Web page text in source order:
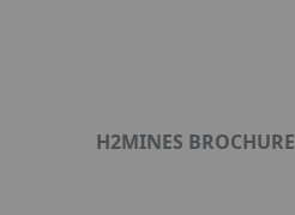
H2MINES BROCHURE